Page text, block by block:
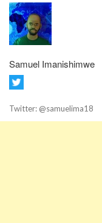
Samuel Imanishimwe
Twitter: @samuelima18